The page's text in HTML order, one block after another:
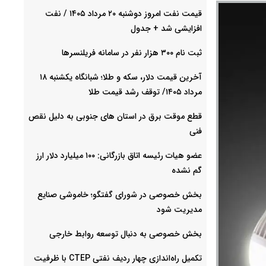
قیمت نفت امروز دوشنبه ۲۰ مرداد ۱۴۰۵ / نفت
افزایشی شد + جدول
ثبت نام ۳۰۰ هزار نفر در سامانه فریلنسرها
آخرین قیمت دلار، سکه و طلا؛ شبانگاه یکشنبه ۱۸
مرداد ۱۴۰۵/ توقف رشد قیمت طلا
قطع موقت برق در استان های جنوبی به دلیل نقص
فنی
عضو هیات رئیسه اتاق بازرگانی: ۱۰۰ میلیارد دلار ارز
گم نشده
بخش خصوصی در شورای گفتگو؛ خاموشی صنایع
مدیریت شود
بخش خصوصی به دنبال توسعه روابط خارجی
تکمیل راه‌اندازی چهار ردیف نفتی CTEP با ظرفیت